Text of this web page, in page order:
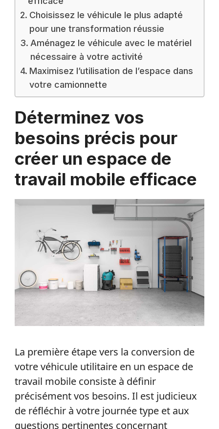
Choisissez le véhicule le plus adapté
pour une transformation réussie
Aménagez le véhicule avec le matériel
nécessaire à votre activité
Maximisez l’utilisation de l’espace dans
votre camionnette
Déterminez vos
besoins précis pour
créer un espace de
travail mobile efficace
La première étape vers la conversion de
votre véhicule utilitaire en un espace de
travail mobile consiste à définir
précisément vos besoins. Il est judicieux
de réfléchir à votre journée type et aux
questions pertinentes concernant